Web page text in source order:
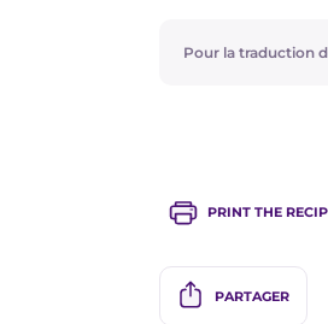
Pour la traduction
PRINT THE
PARTAGER